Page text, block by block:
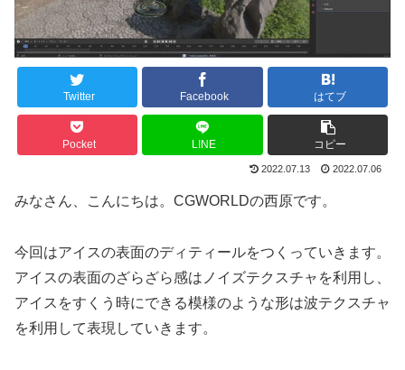
Twitter Facebook はてブ
Pocket LINE コピー
2022.07.13 2022.07.06
みなさん、こんにちは。CGWORLDの西原です。
今回はアイスの表面のディティールをつくっていきます。
アイスの表面のざらざら感はノイズテクスチャを利用し、
アイスをすくう時にできる模様のような形は波テクスチャ
を利用して表現していきます。